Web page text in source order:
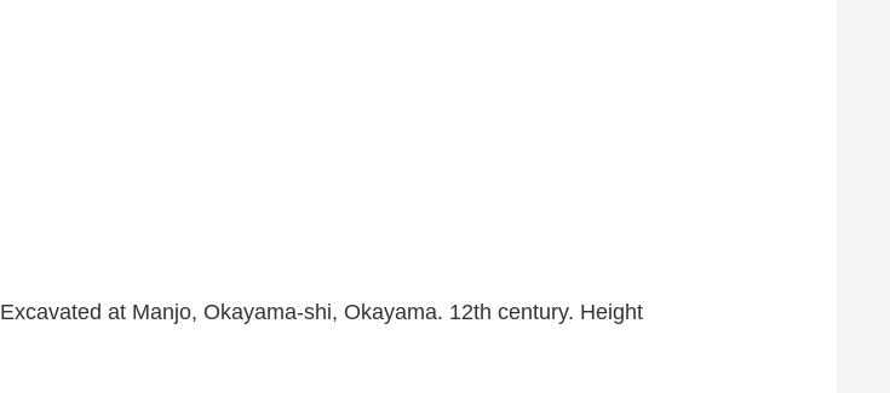
at Manjo, Okayama-shi, Okayama. 12th century. Height